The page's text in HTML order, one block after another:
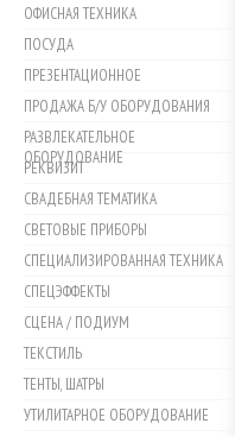
ОФИСНАЯ ТЕХНИКА
ПОСУДА
ПРЕЗЕНТАЦИОННОЕ
ПРОДАЖА Б/У ОБОРУДОВАНИЯ
РАЗВЛЕКАТЕЛЬНОЕ
ОБОРУДОВАНИЕ
РЕКВИЗИТ
СВАДЕБНАЯ ТЕМАТИКА
СВЕТОВЫЕ ПРИБОРЫ
СПЕЦИАЛИЗИРОВАННАЯ ТЕХНИКА
СПЕЦЭФФЕКТЫ
СЦЕНА / ПОДИУМ
ТЕКСТИЛЬ
ТЕНТЫ, ШАТРЫ
УТИЛИТАРНОЕ ОБОРУДОВАНИЕ